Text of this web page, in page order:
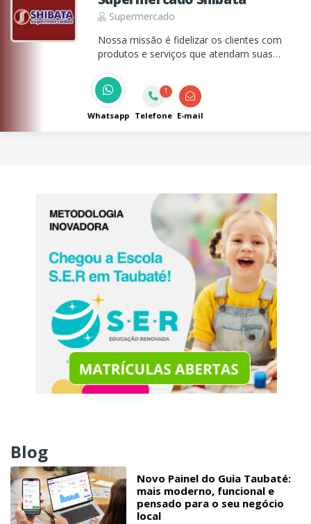
Supermercado
Nossa missão é fidelizar os clientes com
produtos e serviços que atendam suas
Whatsapp
1
Telefone E-mail
Blog
Novo Painel do Guia Taubaté:
mais moderno, funcional e
pensado para o seu negócio
local